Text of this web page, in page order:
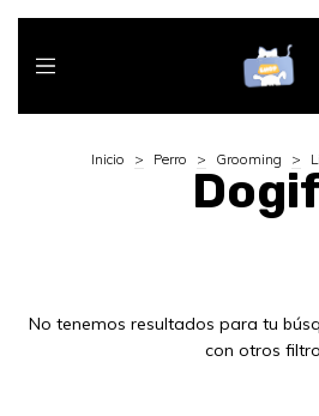
Inicio > Perro > Grooming >
No tenemos resultados para tu
con otros